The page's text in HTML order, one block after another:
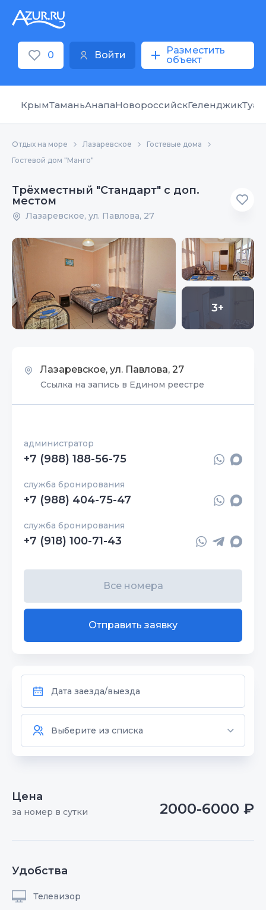
0 Войти
Разместить
объект
КрымТаманьАнапаНовороссийскГеленджик
Отдых на море Лазаревское
Гостевые дома
Гостевой дом "Манго"
Трёхместный "Стандарт" с доп.
местом
Лазаревское, ул. Павлова, 27
3+
Лазаревское, ул. Павлова, 27
Ссылка на запись в Едином реестре
администратор
+7 (988) 188-56-75
служба бронирования
+7 (988) 404-75-47
служба бронирования
+7 (918) 100-71-43
Все номера
Отправить заявку
Цена
за номер в сутки 2000-6000 ₽
Удобства
Телевизор